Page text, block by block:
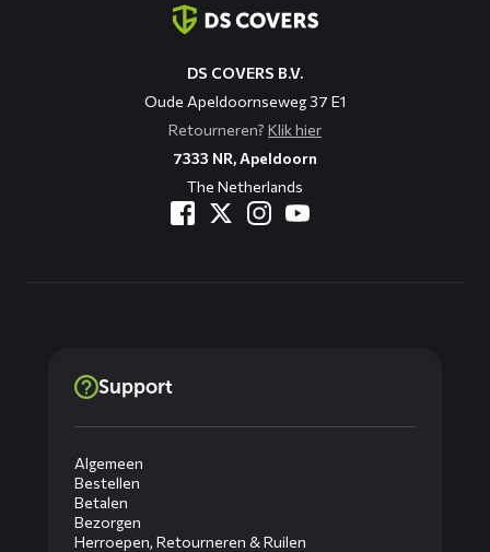
DS COVERS B.V.
Oude Apeldoornseweg 37 E1
Retourneren? Klik hier
7333 NR, Apeldoorn
The Netherlands
Support
Algemeen
Bestellen
Betalen
Bezorgen
Herroepen, Retourneren & Ruilen